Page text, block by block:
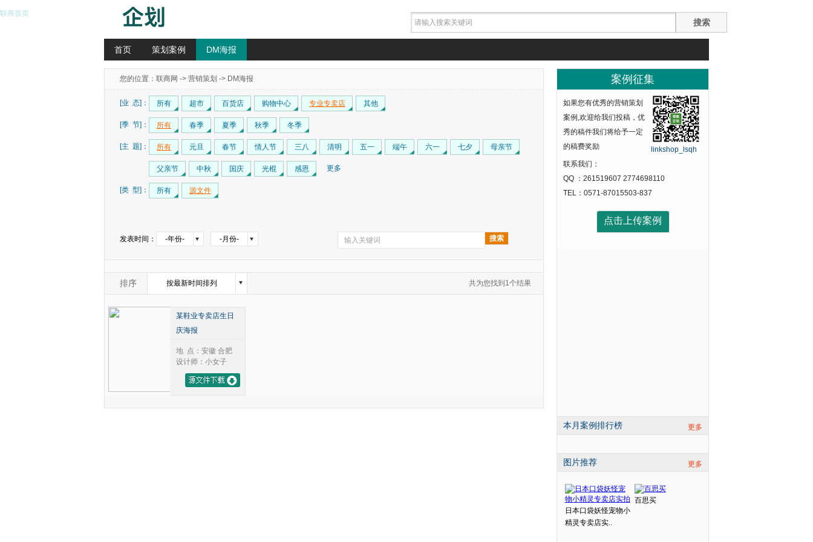
联商首页
首页 策划案例 DM海报
您的位置： 联商网 -> 营销策划 -> DM海报
[业 态]： 所有 超市 百货店 购物中心 专业专卖店 其他
[季 节]： 所有 春季 夏季 秋季 冬季
[主 题]： 所有 元旦 春节 情人节 三八 清明 五一 端午 六一 七夕 母亲节
父亲节 中秋 国庆 光棍 感恩 更多
[类 型]： 所有 源文件
发表时间：
-年份-
2006年
2007年
2008年
2009年
2010年
2011年
2012年
2013年
2014年
-月份-
4月
6月
8月
9月
10月
11月
搜索
排序 按最新时间排列
按评论数从高到底排列
共为您找到1个结果
某鞋业专卖店生日
庆海报
地 点：安徽 合肥
设计师：小女子
案例征集
如果您有优秀的营销策划
案例,欢迎给我们投稿，优
秀的稿件我们将给予一定
的稿费奖励
linkshop_lsqh
联系我们：
QQ ：261519607 2774698110
TEL：0571-87015503-837
点击上传案例
本月案例排行榜 更多
图片推荐 更多